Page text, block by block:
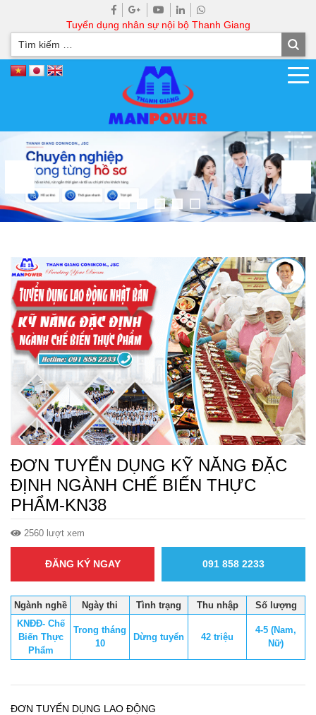
Tuyển dụng nhân sự nội bộ Thanh Giang
ĐƠN TUYỂN DỤNG KỸ NĂNG ĐẶC
ĐỊNH NGÀNH CHẾ BIẾN THỰC
PHẨM-KN38
2560 lượt xem
ĐĂNG KÝ NGAY 091 858 2233
Ngành nghề Ngày thi Tình trạng Thu nhập
Số lượng
KNĐĐ- Chế
Biến Thực
Phẩm
Trong tháng
10
Dừng tuyển 42 triệu
4-5 (Nam,
Nữ)
ĐƠN TUYỂN DỤNG LAO ĐỘNG